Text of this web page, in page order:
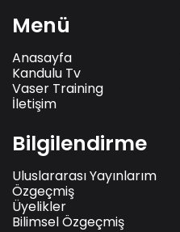
Menü
Anasayfa
Kandulu Tv
Vaser Training
İletişim
Bilgilendirme
Uluslararası Yayınlarım
Özgeçmiş
Üyelikler
Bilimsel Özgeçmiş